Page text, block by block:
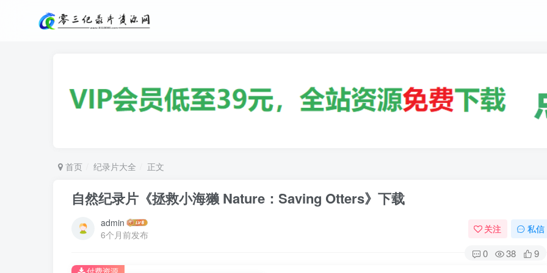
首页 纪录片大全 正文
自然纪录片《拯救小海獭 Nature：Saving Otters》下载
admin
6个月前发布
关注 私信
0 38 9